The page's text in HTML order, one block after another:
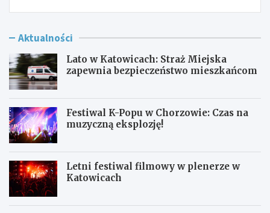
Aktualności
Lato w Katowicach: Straż Miejska
zapewnia bezpieczeństwo mieszkańcom
Festiwal K-Popu w Chorzowie: Czas na
muzyczną eksplozję!
Letni festiwal filmowy w plenerze w
Katowicach